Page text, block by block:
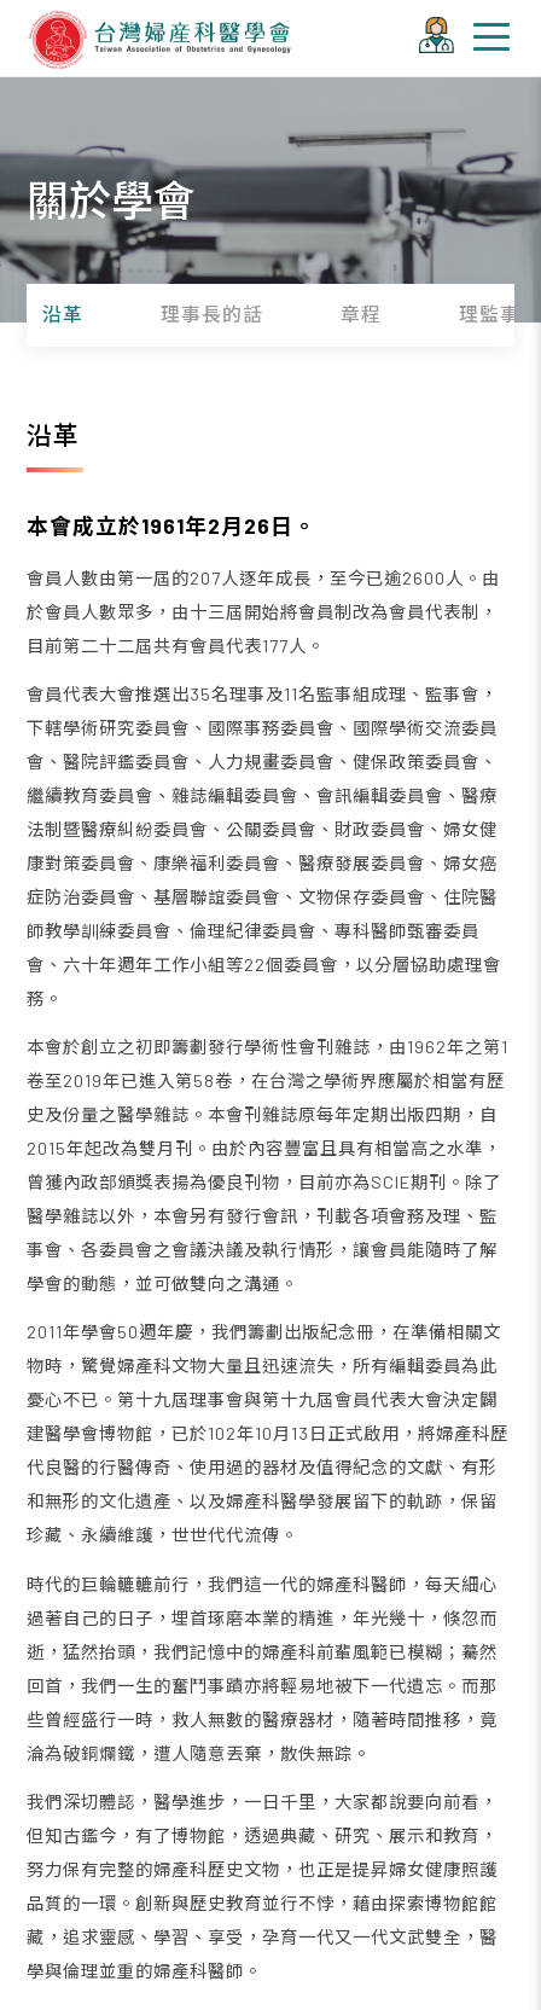
關於學會
沿革 理事長的話 章程 理監事
沿革
本會成立於1961年2月26日。
會員人數由第一屆的207人逐年成長，至今已逾2600人。由
於會員人數眾多，由十三屆開始將會員制改為會員代表制，
目前第二十二屆共有會員代表177人。
會員代表大會推選出35名理事及11名監事組成理、監事會，
下轄學術研究委員會、國際事務委員會、國際學術交流委員
會、醫院評鑑委員會、人力規畫委員會、健保政策委員會、
繼續教育委員會、雜誌編輯委員會、會訊編輯委員會、醫療
法制暨醫療糾紛委員會、公關委員會、財政委員會、婦女健
康對策委員會、康樂福利委員會、醫療發展委員會、婦女癌
症防治委員會、基層聯誼委員會、文物保存委員會、住院醫
師教學訓練委員會、倫理紀律委員會、專科醫師甄審委員
會、六十年週年工作小組等22個委員會，以分層協助處理會
務。
本會於創立之初即籌劃發行學術性會刊雜誌，由1962年之第1
卷至2019年已進入第58卷，在台灣之學術界應屬於相當有歷
史及份量之醫學雜誌。本會刊雜誌原每年定期出版四期，自
2015年起改為雙月刊。由於內容豐富且具有相當高之水準，
曾獲內政部頒獎表揚為優良刊物，目前亦為SCIE期刊。除了
醫學雜誌以外，本會另有發行會訊，刊載各項會務及理、監
事會、各委員會之會議決議及執行情形，讓會員能隨時了解
學會的動態，並可做雙向之溝通。
2011年學會50週年慶，我們籌劃出版紀念冊，在準備相關文
物時，驚覺婦產科文物大量且迅速流失，所有編輯委員為此
憂心不已。第十九屆理事會與第十九屆會員代表大會決定闢
建醫學會博物館，已於102年10月13日正式啟用，將婦產科歷
代良醫的行醫傳奇、使用過的器材及值得紀念的文獻、有形
和無形的文化遺產、以及婦產科醫學發展留下的軌跡，保留
珍藏、永續維護，世世代代流傳。
時代的巨輪轆轆前行，我們這一代的婦產科醫師，每天細心
過著自己的日子，埋首琢磨本業的精進，年光幾十，倏忽而
逝，猛然抬頭，我們記憶中的婦產科前輩風範已模糊；驀然
回首，我們一生的奮鬥事蹟亦將輕易地被下一代遺忘。而那
些曾經盛行一時，救人無數的醫療器材，隨著時間推移，竟
淪為破銅爛鐵，遭人隨意丟棄，散佚無踪。
我們深切體認，醫學進步，一日千里，大家都說要向前看，
但知古鑑今，有了博物館，透過典藏、研究、展示和教育，
努力保有完整的婦產科歷史文物，也正是提昇婦女健康照護
品質的一環。創新與歷史教育並行不悖，藉由探索博物館館
藏，追求靈感、學習、享受，孕育一代又一代文武雙全，醫
學與倫理並重的婦產科醫師。